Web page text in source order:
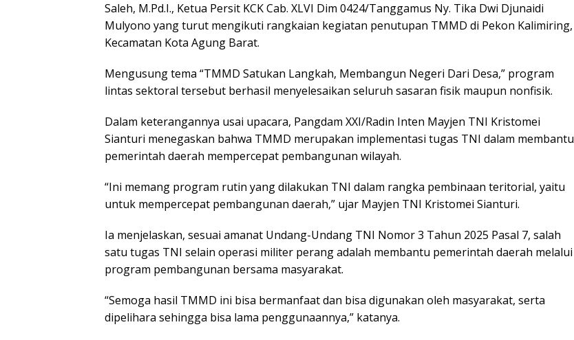
Saleh, M.Pd.I., Ketua Persit KCK Cab. XLVI Dim 0424/Tanggamus Ny. Tika Dwi Djunaidi
Mulyono yang turut mengikuti rangkaian kegiatan penutupan TMMD di Pekon Kalimiring,
Kecamatan Kota Agung Barat.
Mengusung tema “TMMD Satukan Langkah, Membangun Negeri Dari Desa,” program
lintas sektoral tersebut berhasil menyelesaikan seluruh sasaran fisik maupun nonfisik.
Dalam keterangannya usai upacara, Pangdam XXI/Radin Inten Mayjen TNI Kristomei
Sianturi menegaskan bahwa TMMD merupakan implementasi tugas TNI dalam membantu
pemerintah daerah mempercepat pembangunan wilayah.
“Ini memang program rutin yang dilakukan TNI dalam rangka pembinaan teritorial, yaitu
untuk mempercepat pembangunan daerah,” ujar Mayjen TNI Kristomei Sianturi.
Ia menjelaskan, sesuai amanat Undang-Undang TNI Nomor 3 Tahun 2025 Pasal 7, salah
satu tugas TNI selain operasi militer perang adalah membantu pemerintah daerah melalui
program pembangunan bersama masyarakat.
“Semoga hasil TMMD ini bisa bermanfaat dan bisa digunakan oleh masyarakat, serta
dipelihara sehingga bisa lama penggunaannya,” katanya.